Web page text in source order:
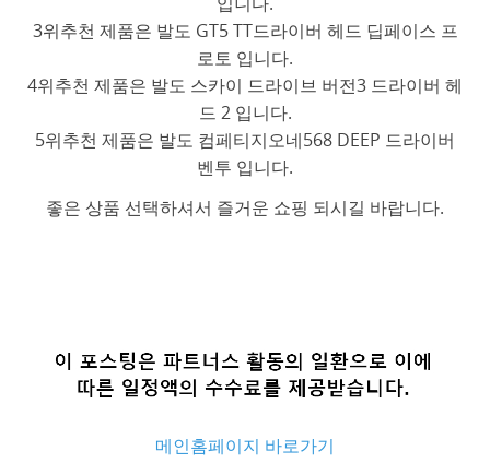
3위추천 제품은 발도 GT5 TT드라이버 헤드 딥페이스 프
로토 입니다.
4위추천 제품은 발도 스카이 드라이브 버전3 드라이버 헤
드 2 입니다.
5위추천 제품은 발도 컴페티지오네568 DEEP 드라이버
벤투 입니다.
좋은 상품 선택하셔서 즐거운 쇼핑 되시길 바랍니다.
메인홈페이지 바로가기